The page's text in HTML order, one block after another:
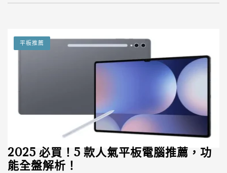
平板推薦
2025 必買！5 款人氣平板電腦推薦，功
能全盤解析！